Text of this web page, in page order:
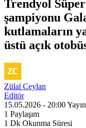
Trendyol
şampiyonu
kutlamaların
üstü açık
Zülal Ceylan
Editör
15.05.2026 - 20:00
1 Paylaşım
1 Dk Okunma Süresi